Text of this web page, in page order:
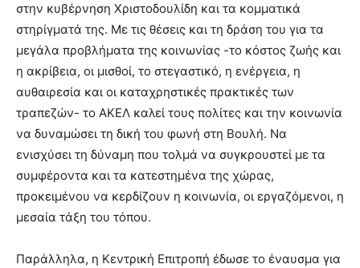
στην κυβέρνηση Χριστοδουλίδη και τα κομματικά
στηρίγματά της. Με τις θέσεις και τη δράση του για τα
μεγάλα προβλήματα της κοινωνίας -το κόστος ζωής και
η ακρίβεια, οι μισθοί, το στεγαστικό, η ενέργεια, η
αυθαιρεσία και οι καταχρηστικές πρακτικές των
τραπεζών- το ΑΚΕΛ καλεί τους πολίτες και την κοινωνία
να δυναμώσει τη δική του φωνή στη Βουλή. Να
ενισχύσει τη δύναμη που τολμά να συγκρουστεί με τα
συμφέροντα και τα κατεστημένα της χώρας,
προκειμένου να κερδίζουν η κοινωνία, οι εργαζόμενοι, η
μεσαία τάξη του τόπου.
Παράλληλα, η Κεντρική Επιτροπή έδωσε το έναυσμα για